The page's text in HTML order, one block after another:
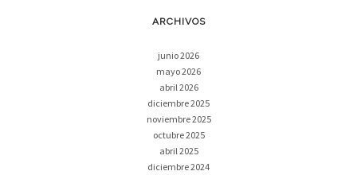
ARCHIVOS
junio 2026
mayo 2026
abril 2026
diciembre 2025
noviembre 2025
octubre 2025
abril 2025
diciembre 2024